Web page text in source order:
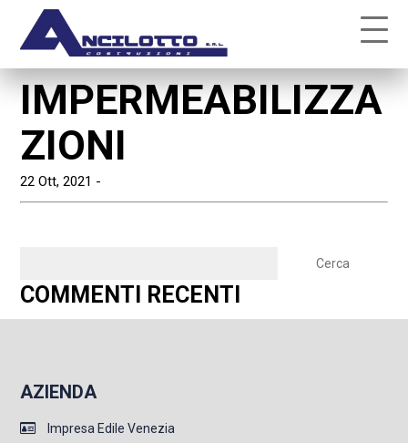
IMPERMEABILIZZA
ZIONI
22 Ott, 2021 -
COMMENTI RECENTI
AZIENDA
Impresa Edile Venezia